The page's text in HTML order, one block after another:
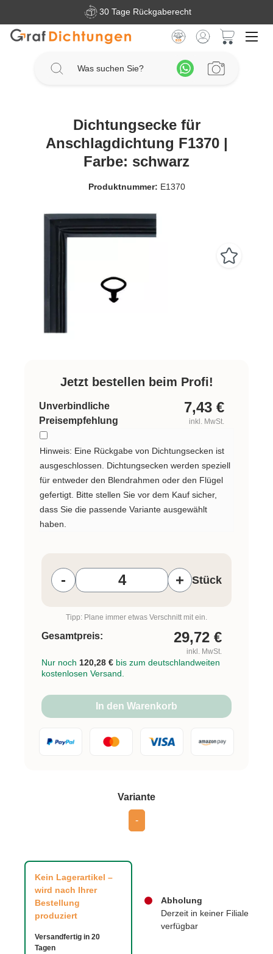
Zum Hauptinhalt springen30 Tage Rückgaberecht
Dichtungsecke für
Anschlagdichtung F1370 |
Farbe: schwarz
Produktnummer: E1370
Kein Lagerartikel –
wird nach Ihrer
Bestellung
produziert
Versandfertig in 20
Tagen
Abholung
Derzeit in keiner Filiale
verfügbar
Varianteauswählen
-
Jetzt bestellen beim Profi!
Unverbindliche
Preisempfehlung
7,43 €
inkl. MwSt.
Hinweis: Eine Rückgabe von Dichtungsecken ist
ausgeschlossen. Dichtungsecken werden speziell
für entweder den Blendrahmen oder den Flügel
gefertigt. Bitte stellen Sie vor dem Kauf sicher,
dass Sie die passende Variante ausgewählt
haben.
- + Stück
Tipp: Plane immer etwas Verschnitt mit ein.
Gesamtpreis: 29,72 €
inkl. MwSt.
Nur noch 120,28 € bis zum deutschlandweiten
kostenlosen Versand.
In den Warenkorb